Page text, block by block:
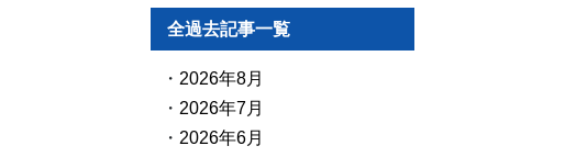
全過去記事一覧
2026年8月
2026年7月
2026年6月